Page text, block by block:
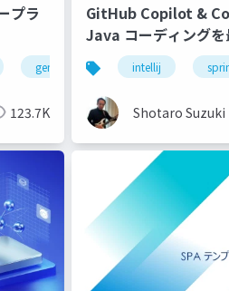
プラ
gemini locofy.ai
123.7K
GitHub Copilot &
Java コーディングを
配布用intellij
Shotaro Suzuki